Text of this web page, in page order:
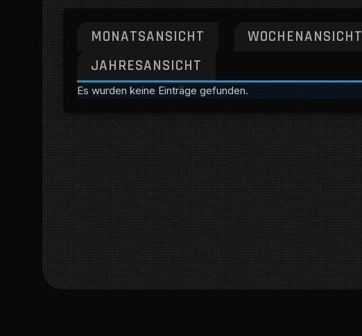
MONATSANSICHT WOCHENANSICHT
JAHRESANSICHT
Es wurden keine Einträge gefunden.